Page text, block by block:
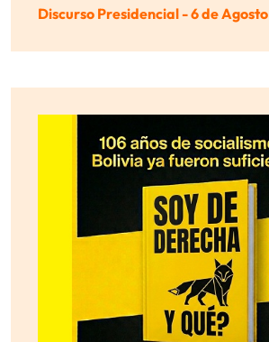
Discurso Presidencial - 6 de Agosto